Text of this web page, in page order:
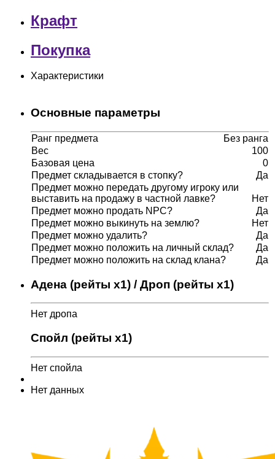
Крафт
Покупка
Характеристики
Основные параметры
Ранг предмета
Без ранга
Вес
100
Базовая цена
0
Предмет складывается в стопку?
Да
Предмет можно передать другому игроку или
выставить на продажу в частной лавке?
Нет
Предмет можно продать NPC?
Да
Предмет можно выкинуть на землю?
Нет
Предмет можно удалить?
Да
Предмет можно положить на личный склад?
Да
Предмет можно положить на склад клана?
Да
Адена (рейты x1) / Дроп (рейты x1)
Нет дропа
Спойл (рейты x1)
Нет спойла
Нет данных